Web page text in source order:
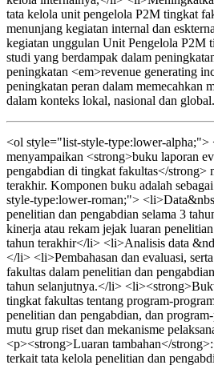
tata kelola unit pengelola P2M tingkat
menunjang kegiatan internal dan
kegiatan unggulan Unit Pengelola P2M
studi yang berdampak dalam
peningkatan <em>revenue generating
peningkatan peran dalam memecahkan
dalam konteks lokal, nasional dan
<ol style="list-style-type:lower-
menyampaikan <strong>buku laporan
pengabdian di tingkat fakultas</strong>
terakhir. Komponen buku adalah
style-type:lower-roman;">
penelitian dan pengabdian selama 3
kinerja atau rekam jejak luaran
tahun terakhir</li> <li>Analisis data
</li> <li>Pembahasan dan evaluasi,
fakultas dalam penelitian dan
tahun selanjutnya.</li>
tingkat fakultas tentang program-
penelitian dan pengabdian, dan
mutu grup riset dan mekanisme
<p><strong>Luaran tambahan</
terkait tata kelola penelitian dan